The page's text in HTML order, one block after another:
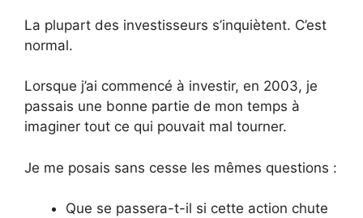
La plupart des investisseurs s’inquiètent. C’est
normal.
Lorsque j’ai commencé à investir, en 2003, je
passais une bonne partie de mon temps à
imaginer tout ce qui pouvait mal tourner.
Je me posais sans cesse les mêmes questions :
Que se passera-t-il si cette action chute